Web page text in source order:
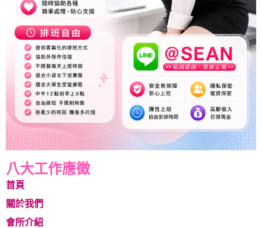
八大工作應徵
首頁
關於我們
會所介紹